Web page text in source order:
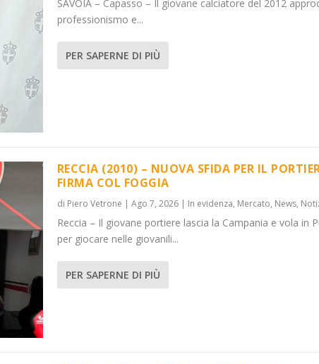
SAVOIA – Capasso – Il giovane calciatore del 2012
professionismo e...
PER SAPERNE DI PIÙ
RECCIA (2010) – NUOVA SFIDA PER IL
FIRMA COL FOGGIA
di Piero Vetrone | Ago 7, 2026| In evidenza, Mercato, News,
Reccia – Il giovane portiere lascia la Campania e vola in
per giocare nelle giovanili...
PER SAPERNE DI PIÙ